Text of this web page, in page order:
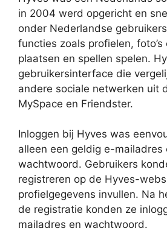
in 2004 werd opgericht en
onder Nederlandse
functies zoals profielen,
plaatsen en spellen spelen.
gebruikersinterface die
andere sociale netwerken uit
MySpace en Friendster.
Inloggen bij Hyves was
alleen een geldig e-mailadres
wachtwoord. Gebruikers
registreren op de Hyves-
profielgegevens invullen. Na
de registratie konden ze
mailadres en wachtwoord.